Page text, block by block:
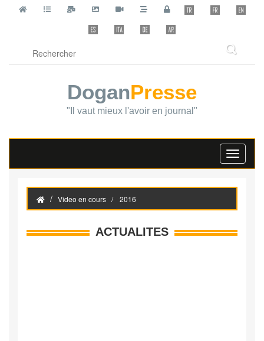
DoganPresse
"Il vaut mieux l'avoir en journal"
Toggle
Video en cours 2016
ACTUALITES